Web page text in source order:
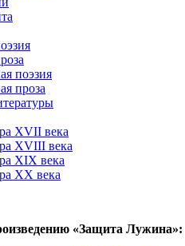
поэзия
проза
XVII века
XVIII века
XIX века
XX века
«Защита Лужина»: